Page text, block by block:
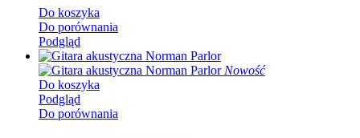
Do koszyka
Do porównania
Podgląd
Nowość
Do koszyka
Podgląd
Do porównania